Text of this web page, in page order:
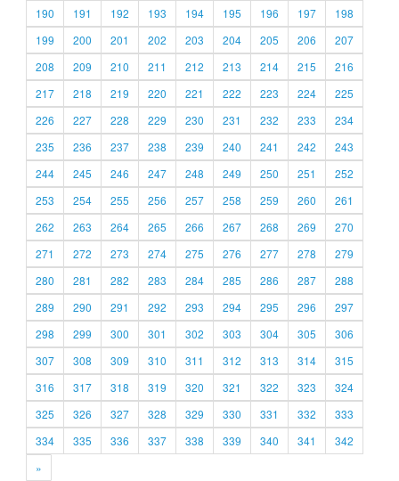
190
191 192 193 194 195 196 197
198
199
200 201 202 203 204 205 206
207
208
209 210 211 212 213 214 215
216
217
218 219 220 221 222 223 224
225
226
227 228 229 230 231 232 233
234
235
236 237 238 239 240 241 242
243
244
245 246 247 248 249 250 251
252
253
254 255 256 257 258 259 260
261
262
263 264 265 266 267 268 269
270
271
272 273 274 275 276 277 278
279
280
281 282 283 284 285 286 287
288
289
290 291 292 293 294 295 296
297
298
299 300 301 302 303 304 305
306
307
308 309 310 311 312 313 314
315
316
317 318 319 320 321 322 323
324
325
326 327 328 329 330 331 332
333
334
335 336 337 338 339 340 341
342
»